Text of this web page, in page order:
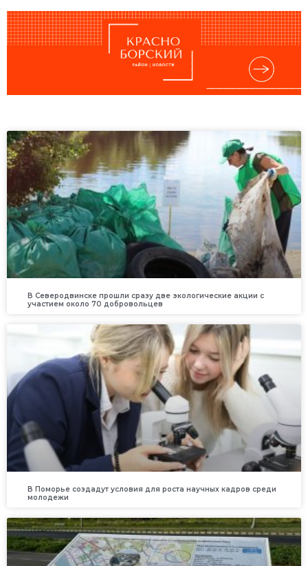
В Северодвинске прошли сразу две экологические акции с
участием около 70 добровольцев
В Поморье создадут условия для роста научных кадров среди
молодежи